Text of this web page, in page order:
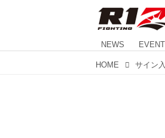
NEWS EVENT
HOME